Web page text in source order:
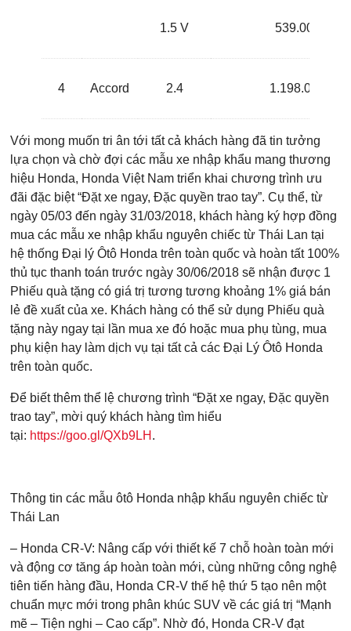
1.5 V 539.000.000
4 Accord 2.4 1.198.000.000
Với mong muốn tri ân tới tất cả khách hàng đã tin tưởng
lựa chọn và chờ đợi các mẫu xe nhập khẩu mang thương
hiệu Honda, Honda Việt Nam triển khai chương trình ưu
đãi đặc biệt “Đặt xe ngay, Đặc quyền trao tay”. Cụ thể, từ
ngày 05/03 đến ngày 31/03/2018, khách hàng ký hợp đồng
mua các mẫu xe nhập khẩu nguyên chiếc từ Thái Lan tại
hệ thống Đại lý Ôtô Honda trên toàn quốc và hoàn tất 100%
thủ tục thanh toán trước ngày 30/06/2018 sẽ nhận được 1
Phiếu quà tặng có giá trị tương tương khoảng 1% giá bán
lẻ đề xuất của xe. Khách hàng có thể sử dụng Phiếu quà
tặng này ngay tại lần mua xe đó hoặc mua phụ tùng, mua
phụ kiện hay làm dịch vụ tại tất cả các Đại Lý Ôtô Honda
trên toàn quốc.
Để biết thêm thể lệ chương trình “Đặt xe ngay, Đặc quyền
trao tay”, mời quý khách hàng tìm hiểu
tại: https://goo.gl/QXb9LH .
Thông tin các mẫu ôtô Honda nhập khẩu nguyên chiếc từ
Thái Lan
– Honda CR-V: Nâng cấp với thiết kế 7 chỗ hoàn toàn mới
và động cơ tăng áp hoàn toàn mới, cùng những công nghệ
tiên tiến hàng đầu, Honda CR-V thế hệ thứ 5 tạo nên một
chuẩn mực mới trong phân khúc SUV về các giá trị “Mạnh
mẽ – Tiện nghi – Cao cấp”. Nhờ đó, Honda CR-V đạt
Loại xe muốn báo giá
Họ Tên